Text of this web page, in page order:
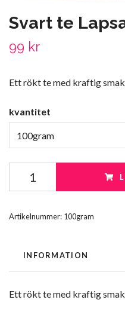
Svart te
99 kr
Ett rökt te med kraftig
kvantitet
100gram
Artikelnummer: 100gram
INFORMATION
Ett rökt te med kraftig